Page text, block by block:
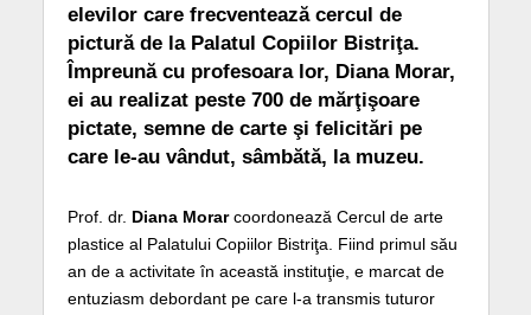
elevilor care frecventează cercul de
pictură de la Palatul Copiilor Bistriţa.
Împreună cu profesoara lor, Diana Morar,
ei au realizat peste 700 de mărţişoare
pictate, semne de carte şi felicitări pe
care le-au vândut, sâmbătă, la muzeu.
Prof. dr. Diana Morarcoordonează Cercul de arte
plastice al Palatului Copiilor Bistriţa. Fiind primul său
an de a activitate în această instituţie, e marcat de
entuziasm debordant pe care l-a transmis tuturor